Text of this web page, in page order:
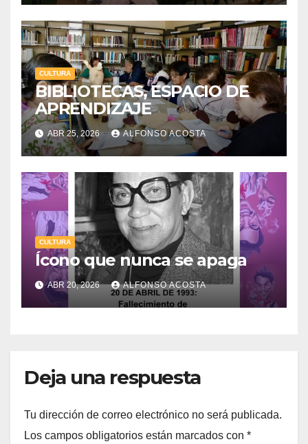
CULTURA
BIBLIOTECAS, ESPACIO DE
APRENDIZAJE
ABR 25, 2026 ALFONSO ACOSTA
CULTURA
Ícono que nunca se apaga
ABR 20, 2026 ALFONSO ACOSTA
Deja una respuesta
Tu dirección de correo electrónico no será publicada.
Los campos obligatorios están marcados con *